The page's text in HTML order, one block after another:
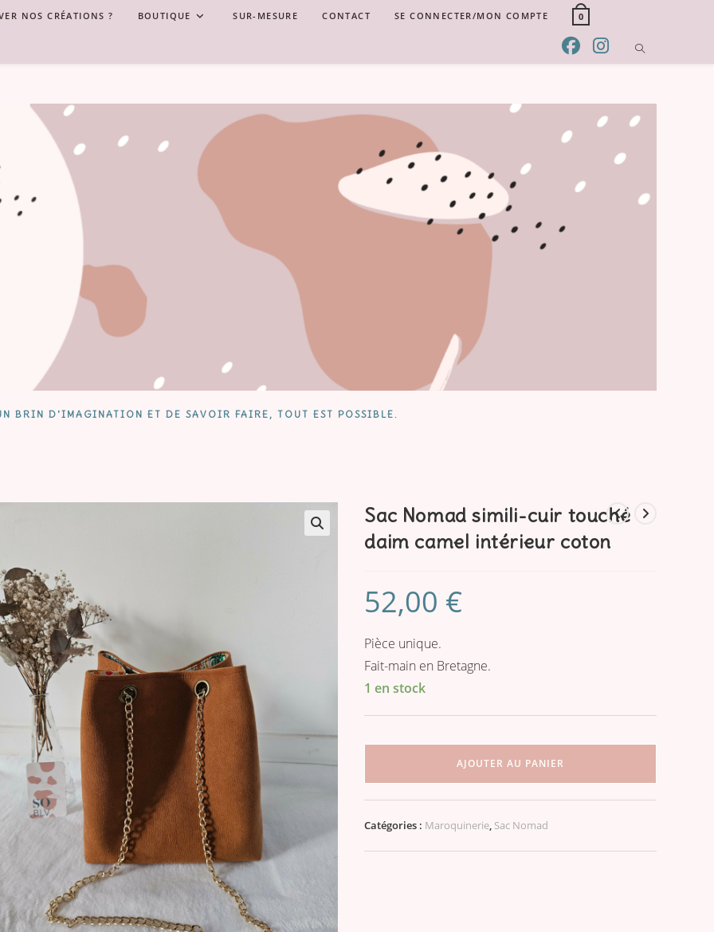
NOS CRÉATIONS ? BOUTIQUE SUR-MESURE CONTACT SE CONNECTER/MON COMPTE 0
BRIN D'IMAGINATION ET DE SAVOIR FAIRE, TOUT EST POSSIBLE.
Sac Nomad simili-cuir touché
daim camel intérieur coton
52,00 €
Pièce unique.
Fait-main en Bretagne.
1 en stock
quantité
Sac
Nomad
simili-
AJOUTER AU PANIER
Catégories : Maroquinerie, Sac Nomad